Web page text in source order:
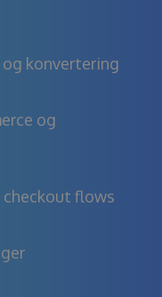
og konvertering
og
flows